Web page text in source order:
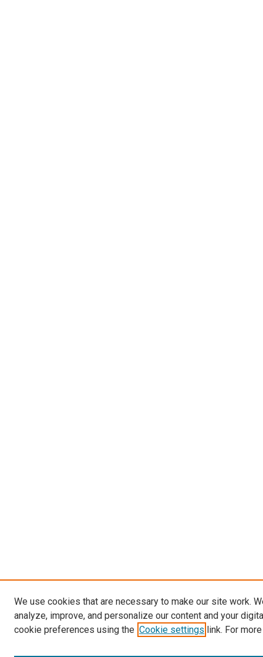
We use cookies that are necessary to make our site work.
analyze, improve, and personalize our content and your
cookie preferences using the Cookie settings link. For